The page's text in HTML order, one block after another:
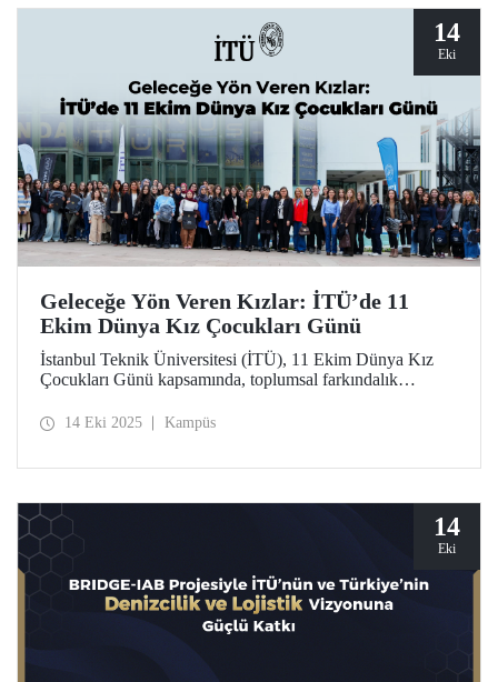
14
Eki
Geleceğe Yön Veren Kızlar: İTÜ’de 11
Ekim Dünya Kız Çocukları Günü
İstanbul Teknik Üniversitesi (İTÜ), 11 Ekim Dünya Kız
Çocukları Günü kapsamında, toplumsal farkındalık
mühendislik alanlarındaki yerini güçlendirmek amacıyla
14 Eki 2025 Kampüs
14
Eki